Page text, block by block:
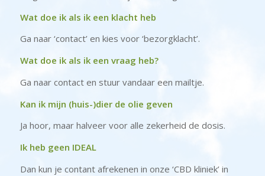
Wat doe ik als ik een klacht heb
Ga naar ‘contact’ en kies voor ‘bezorgklacht’.
Wat doe ik als ik een vraag heb?
Ga naar contact en stuur vandaar een mailtje.
Kan ik mijn (huis-)dier de olie geven
Ja hoor, maar halveer voor alle zekerheid de dosis.
Ik heb geen IDEAL
Dan kun je contant afrekenen in onze ‘CBD kliniek’ in